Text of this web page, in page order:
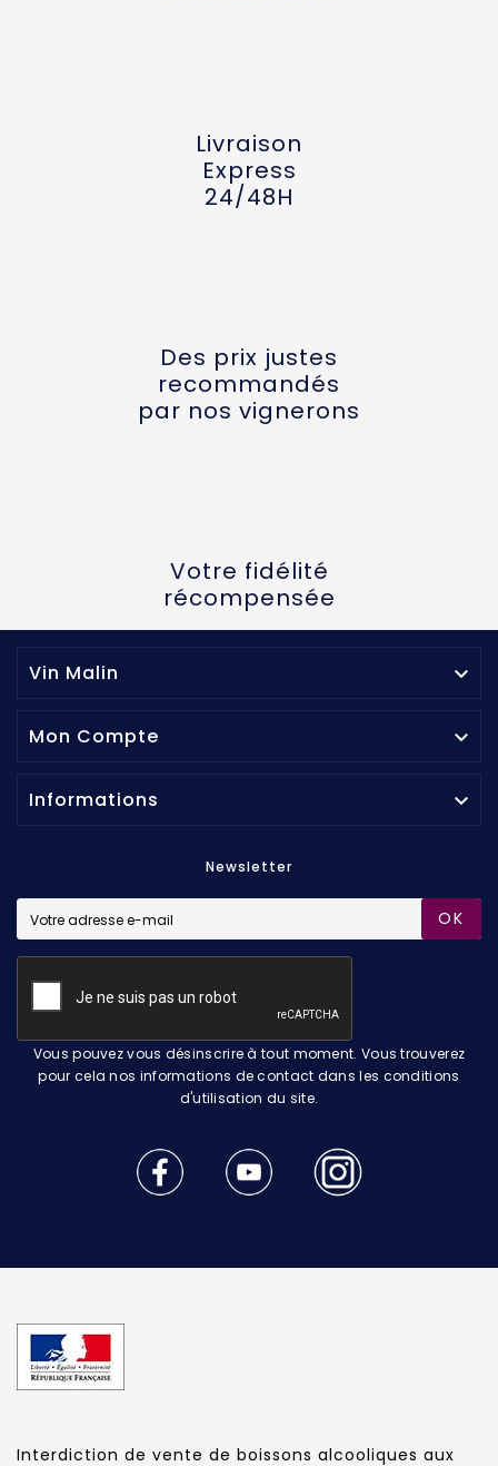
Livraison
Express
24/48H
Des prix justes
recommandés
par nos vignerons
Votre fidélité
récompensée
Vin Malin 
Mon Compte 
Informations 
Newsletter
OK
Vous pouvez vous désinscrire à tout moment. Vous trouverez
pour cela nos informations de contact dans les conditions
d'utilisation du site.
Interdiction de vente de boissons alcooliques aux